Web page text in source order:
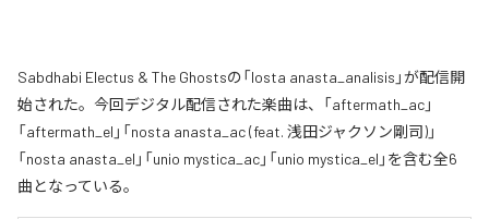
Sabdhabi Electus & The Ghostsの「losta anasta_analisis」が配信開
始された。今回デジタル配信された楽曲は、「aftermath_ac」
「aftermath_el」「nosta anasta_ac (feat. 浅田ジャクソン剛司)」
「nosta anasta_el」「unio mystica_ac」「unio mystica_el」を含む全6
曲となっている。